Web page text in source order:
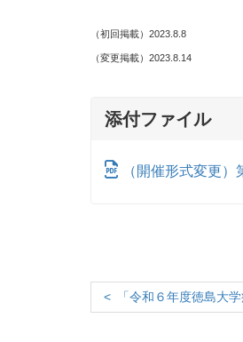
（初回掲載）2023.8.8
（変更掲載）2023.8.14
添付ファイル
（開催形式変更
「令和６年度徳島大